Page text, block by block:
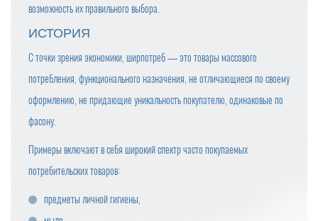
возможность их правильного выбора.
ИСТОРИЯ
С точки зрения экономики, ширпотреб — это товары массового
потребления, функционального назначения, не отличающиеся по своему
оформлению, не придающие уникальность покупателю, одинаковые по
фасону.
Примеры включают в себя широкий спектр часто покупаемых
потребительских товаров:
предметы личной гигиены,